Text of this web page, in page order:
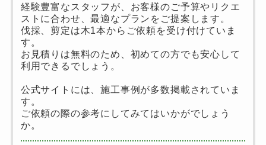
経験豊富なスタッフが、お客様のご予算やリクエ
ストに合わせ、最適なプランをご提案します。
伐採、剪定は木1本からご依頼を受け付けていま
す。
お見積りは無料のため、初めての方でも安心して
利用できるでしょう。
公式サイトには、施工事例が多数掲載されていま
す。
ご依頼の際の参考にしてみてはいかがでしょう
か。